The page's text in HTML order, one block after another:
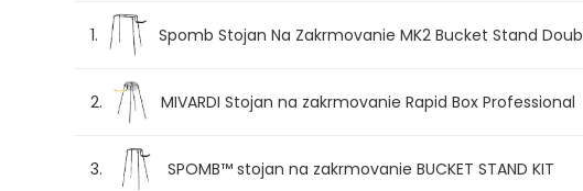
1. Spomb Stojan Na Zakrmovanie MK2 Bucket Stand
2. MIVARDI Stojan na zakrmovanie Rapid Box Professional
3. SPOMB™ stojan na zakrmovanie BUCKET STAND KIT
Odporúčame
Darčeky